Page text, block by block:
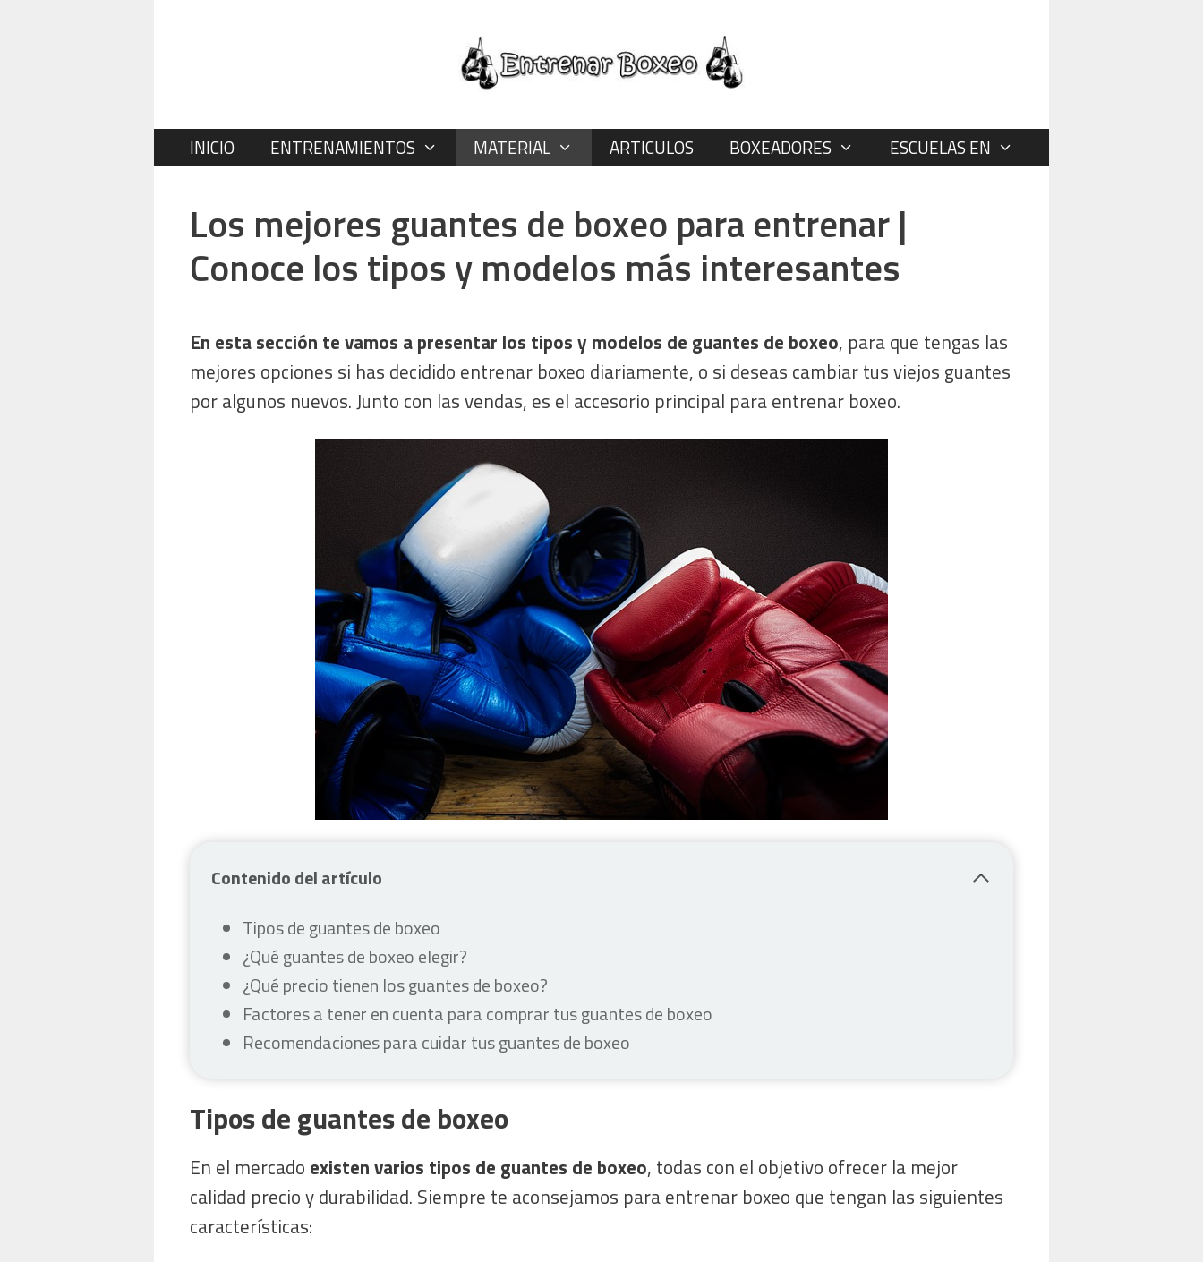
INICIO ENTRENAMIENTOS MATERIAL ARTICULOS BOXEADORES ESCUELAS EN
Los mejores guantes de boxeo para entrenar |
Conoce los tipos y modelos más interesantes
En esta sección te vamos a presentar los tipos y modelos de guantes de boxeo, para que tengas las
mejores opciones si has decidido entrenar boxeo diariamente, o si deseas cambiar tus viejos guantes
por algunos nuevos. Junto con las vendas, es el accesorio principal para entrenar boxeo.
Contenido del artículo
Tipos de guantes de boxeo
¿Qué guantes de boxeo elegir?
¿Qué precio tienen los guantes de boxeo?
Factores a tener en cuenta para comprar tus guantes de boxeo
Recomendaciones para cuidar tus guantes de boxeo
Tipos de guantes de boxeo
En el mercado existen varios tipos de guantes de boxeo, todas con el objetivo ofrecer la mejor
calidad precio y durabilidad. Siempre te aconsejamos para entrenar boxeo que tengan las siguientes
características: